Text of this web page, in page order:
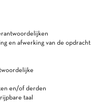
en afwerking van de opdracht
en/of derden
taal